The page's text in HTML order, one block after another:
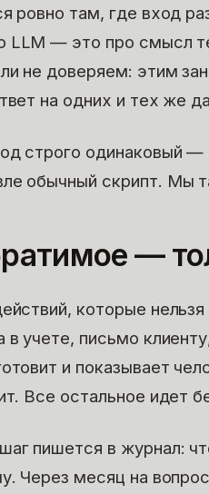
ровно там, где вход
— это про смысл
не доверяем: этим
на одних и тех же
строго одинаковый
обычный скрипт. Мы
—
которые
в учете, письмо
и показывает
Все остальное идет
пишется в журнал:
Через месяц на